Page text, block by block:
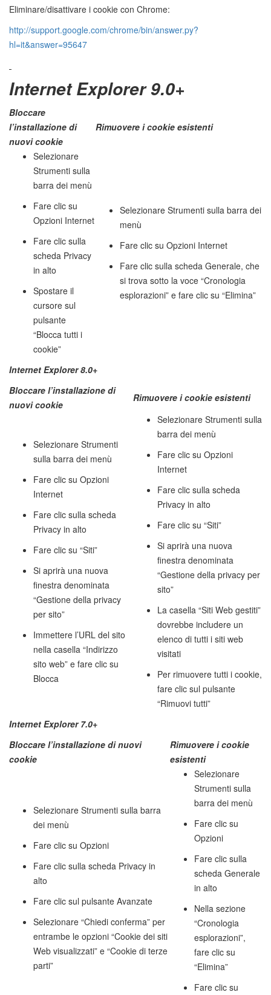
Eliminare/disattivare i cookie con Chrome:
http://support.google.com/chrome/bin/answer.py?
hl=it&answer=95647
Internet Explorer 9.0+
Bloccare
l’installazione di
nuovi cookie
Rimuovere i cookie esistenti
Selezionare
Strumenti sulla
barra dei menù
Fare clic su
Opzioni Internet
Fare clic sulla
scheda Privacy
in alto
Spostare il
cursore sul
pulsante
“Blocca tutti i
cookie”
Selezionare Strumenti sulla barra dei
menù
Fare clic su Opzioni Internet
Fare clic sulla scheda Generale, che
si trova sotto la voce “Cronologia
esplorazioni” e fare clic su “Elimina”
Internet Explorer 8.0+
Bloccare l’installazione di
nuovi cookie
Rimuovere i cookie esistenti
Selezionare Strumenti
sulla barra dei menù
Fare clic su Opzioni
Internet
Fare clic sulla scheda
Privacy in alto
Fare clic su “Siti”
Si aprirà una nuova
finestra denominata
“Gestione della privacy
per sito”
Immettere l’URL del sito
nella casella “Indirizzo
sito web” e fare clic su
Blocca
Selezionare Strumenti sulla
barra dei menù
Fare clic su Opzioni
Internet
Fare clic sulla scheda
Privacy in alto
Fare clic su “Siti”
Si aprirà una nuova
finestra denominata
“Gestione della privacy per
sito”
La casella “Siti Web gestiti”
dovrebbe includere un
elenco di tutti i siti web
visitati
Per rimuovere tutti i cookie,
fare clic sul pulsante
“Rimuovi tutti”
Internet Explorer 7.0+
Bloccare l’installazione di nuovi
cookie
Rimuovere i cookie
esistenti
Selezionare Strumenti sulla barra
dei menù
Fare clic su Opzioni
Fare clic sulla scheda Privacy in
alto
Fare clic sul pulsante Avanzate
Selezionare “Chiedi conferma” per
entrambe le opzioni “Cookie dei siti
Web visualizzati” e “Cookie di terze
parti”
Selezionare
Strumenti sulla
barra dei menù
Fare clic su
Opzioni
Fare clic sulla
scheda Generale
in alto
Nella sezione
“Cronologia
esplorazioni”,
fare clic su
“Elimina”
Fare clic su